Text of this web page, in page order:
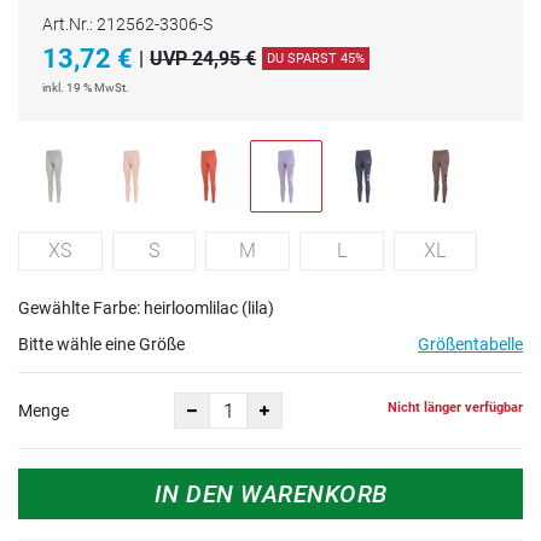
Art.Nr.: 212562-3306-S
13,72 € | UVP 24,95 € DU SPARST 45%
inkl. 19 % MwSt.
XS S M L XL
Gewählte Farbe: heirloomlilac (lila)
Bitte wähle eine Größe
Größentabelle
Menge Nicht länger verfügbar
IN DEN WARENKORB